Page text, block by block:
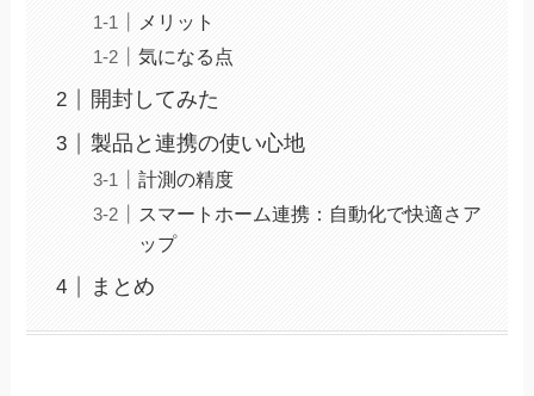
メリット
気になる点
開封してみた
製品と連携の使い心地
計測の精度
スマートホーム連携：自動化で快適さア
ップ
まとめ